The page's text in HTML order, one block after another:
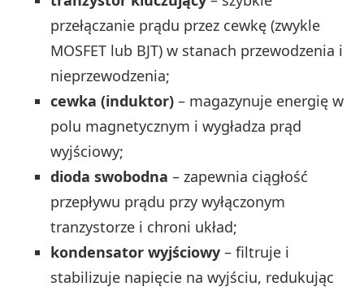
przełączanie prądu przez cewkę (zwykle
MOSFET lub BJT) w stanach przewodzenia i
nieprzewodzenia;
cewka (induktor) – magazynuje energię w
polu magnetycznym i wygładza prąd
wyjściowy;
dioda swobodna – zapewnia ciągłość
przepływu prądu przy wyłączonym
tranzystorze i chroni układ;
kondensator wyjściowy – filtruje i
stabilizuje napięcie na wyjściu, redukując